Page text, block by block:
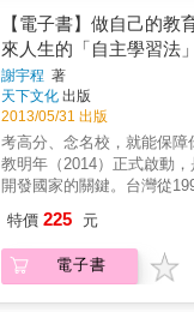
動力世代》 帶領觀眾親臨六個致力於翻轉教育
的國中小現場。在這些老師
眼神發亮，聚精會神，勇於
著老師的勇於改變，動手做
了四十年不變的「你說我聽
孩子成為課堂的主人。 本書特色： ● 趨勢大
師，專訪完整呈現：創客市
Dougherty、皮克斯總監
Kelley等「創客」產官學界
&hellip;&hellip; ● 台灣現場，熱血故事正上
演：翻轉教室開創「學思達
教師張輝誠、赴美分享「翻
思潮，翻轉你的教育思維
育現場與國際教育趨勢的《
十二年國時代你更不容忽視
本、上海、美國、英國，從
各國教育改革的關鍵字，幫
者，一次掌握「新世紀的學
子學習與發展的父母，本書
球視野，幫助家長做對選擇
育決策。 & 越洋專訪各國教育大師，看見新時
代的教育風景：不僅獲2013
Sugata Mitra，熱情授權《
獲獎演說全文；也收錄國內
美國史丹福大學教授威廉．
「建立一所雲端的學校」，
未來世代、以及對當代學
度越洋採訪可汗學院創辦人
美國數位教育現場，開拓國
思維。本章除「教育的數位
以「擇校世代」角度，從家
發，探討國內另類教育，如
發展，以及能帶給主流教育哪
來的孩子──你的孩子，究竟該
索」、「閱讀思考力」、「
「扎根品格力」。透過國際
家訪問，以及多元的教育現
【電子書】做自己的教
來人生的「自主學習法」
謝宇程 著
天下文化 出版
2013/05/31 出版
考高分、念名校，就能保障
教明年（2014）正式啟動
開發國家的關鍵。台灣從
案。教改二十年，除了教育
變，更重要的是我們對教育
變。這是一本揭示『當考試
特價 225 元
電子書